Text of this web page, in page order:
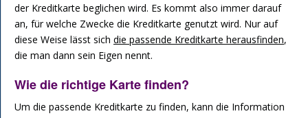
der Kreditkarte beglichen wird. Es kommt also immer darauf
an, für welche Zwecke die Kreditkarte genutzt wird. Nur auf
diese Weise lässt sich die passende Kreditkarte herausfinden,
die man dann sein Eigen nennt.
Wie die richtige Karte finden?
Um die passende Kreditkarte zu finden, kann die Information